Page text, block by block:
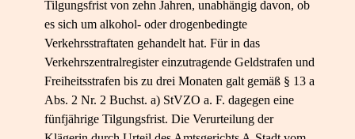
Tilgungsfrist von zehn Jahren, unabhängig davon, ob
es sich um alkohol- oder drogenbedingte
Verkehrsstraftaten gehandelt hat. Für in das
Verkehrszentralregister einzutragende Geldstrafen und
Freiheitsstrafen bis zu drei Monaten galt gemäß § 13 a
Abs. 2 Nr. 2 Buchst. a) StVZO a. F. dagegen eine
fünfjährige Tilgungsfrist. Die Verurteilung der